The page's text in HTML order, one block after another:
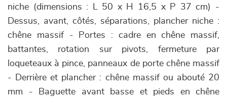
niche (dimensions : L 50 x H 16,5 x P 37 cm) -
Dessus, avant, côtés, séparations, plancher niche :
chêne massif - Portes : cadre en chêne massif,
battantes, rotation sur pivots, fermeture par
loqueteaux à pince, panneaux de porte chêne massif
- Derrière et plancher : chêne massif ou abouté 20
mm - Baguette avant basse et pieds en chêne